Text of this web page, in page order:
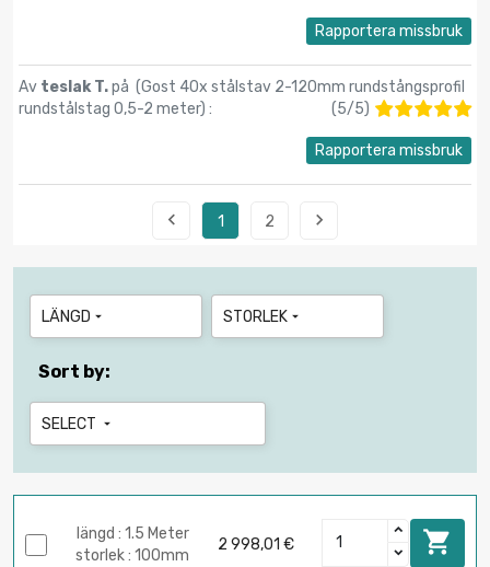
Rapportera missbruk
Av teslak T.på (Gost 40x stålstav 2-120mm rundstångsprofil
rundstålstag 0,5-2 meter) : (5/5)
Rapportera missbruk
 1 2 
LÄNGD  STORLEK 
Sort by:
SELECT 
längd : 1.5 Meter
storlek : 100mm
2 998,01 € 